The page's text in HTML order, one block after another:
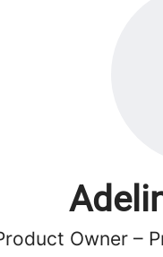
Owner –